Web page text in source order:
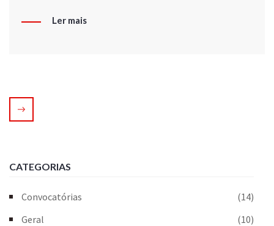
Ler mais
CATEGORIAS
Convocatórias
(14)
Geral
(10)